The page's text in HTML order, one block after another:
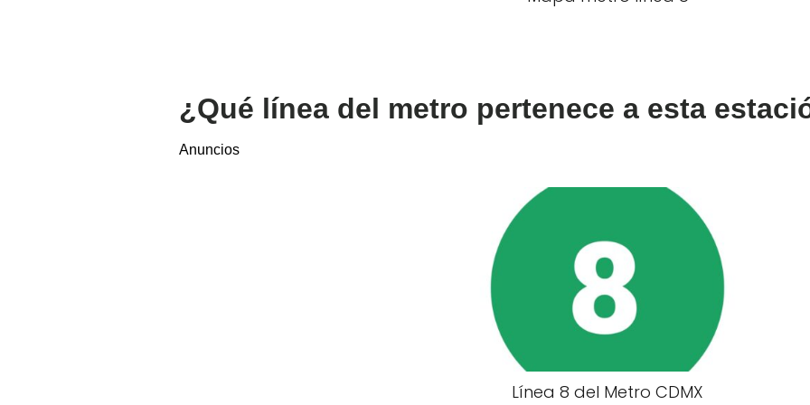
¿Qué línea del metro pertenece a esta
Anuncios
Línea 8 del Metro CDMX